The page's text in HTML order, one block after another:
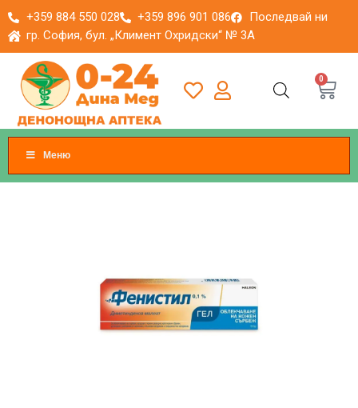
+359 884 550 028 +359 896 901 086
Последвай ни
гр. София, бул. „Климент Охридски“ № 3A
0
Меню